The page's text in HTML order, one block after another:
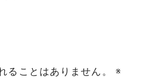
ることはありません。 ※